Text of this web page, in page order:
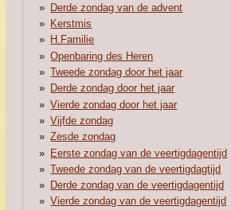
Derde zondag van de advent
Kerstmis
H.Familie
Openbaring des Heren
Tweede zondag door het jaar
Derde zondag door het jaar
Vierde zondag door het jaar
Vijfde zondag
Zesde zondag
Eerste zondag van de veertigdagentijd
Tweede zondag van de veertigdagtijd
Derde zondag van de veertigdagentijd
Vierde zondag van de veertigdagentijd